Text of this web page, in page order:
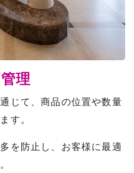
理
じて、商品の位置や数量
す。
を防止し、お客様に最適